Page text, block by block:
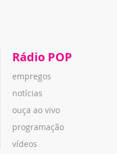
Rádio POP
empregos
notícias
ouça ao vivo
programação
vídeos